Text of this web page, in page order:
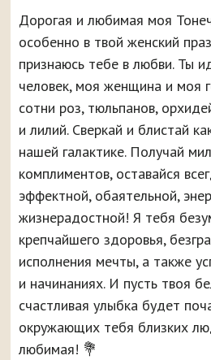
Дорогая и любимая моя
особенно в твой женский
признаюсь тебе в любви. Ты
человек, моя женщина и моя
сотни роз, тюльпанов,
и лилий. Сверкай и блистай
нашей галактике. Получай
комплиментов, оставайся
эффектной, обаятельной,
жизнерадостной! Я тебя
крепчайшего здоровья,
исполнения мечты, а также
и начинаниях. И пусть твоя
счастливая улыбка будет
окружающих тебя близких
любимая! 💐